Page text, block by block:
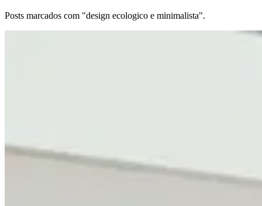
Posts marcados com "design ecologico e minimalista".